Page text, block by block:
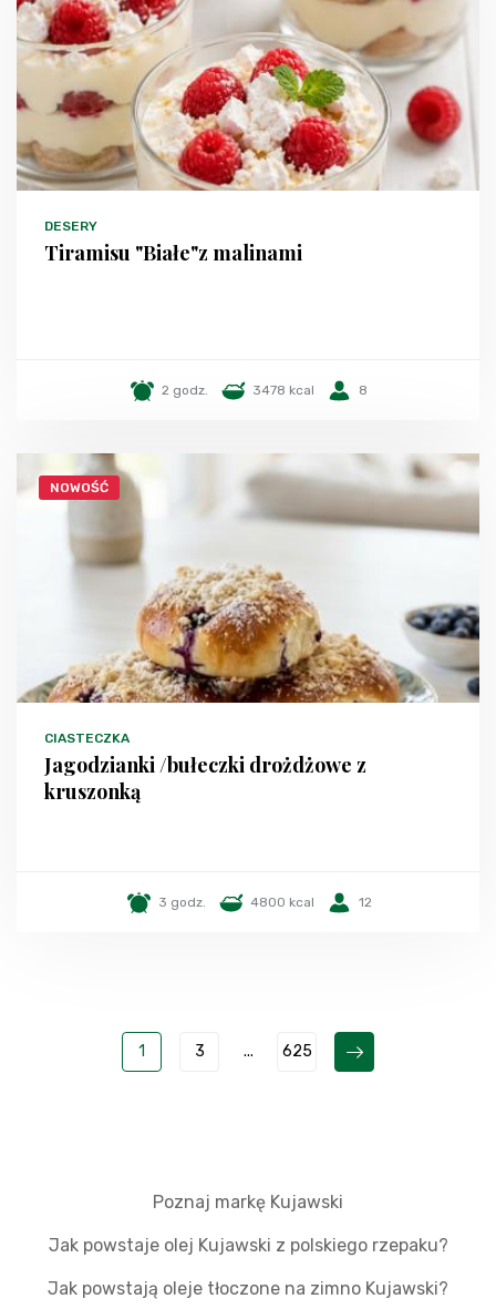
DESERY
Tiramisu "Białe"z malinami
2 godz. 3478 kcal 8
NOWOŚĆ
CIASTECZKA
Jagodzianki /bułeczki drożdżowe z
kruszonką
3 godz. 4800 kcal 12
1 3 ... 625
Poznaj markę Kujawski
Jak powstaje olej Kujawski z polskiego rzepaku?
Jak powstają oleje tłoczone na zimno Kujawski?